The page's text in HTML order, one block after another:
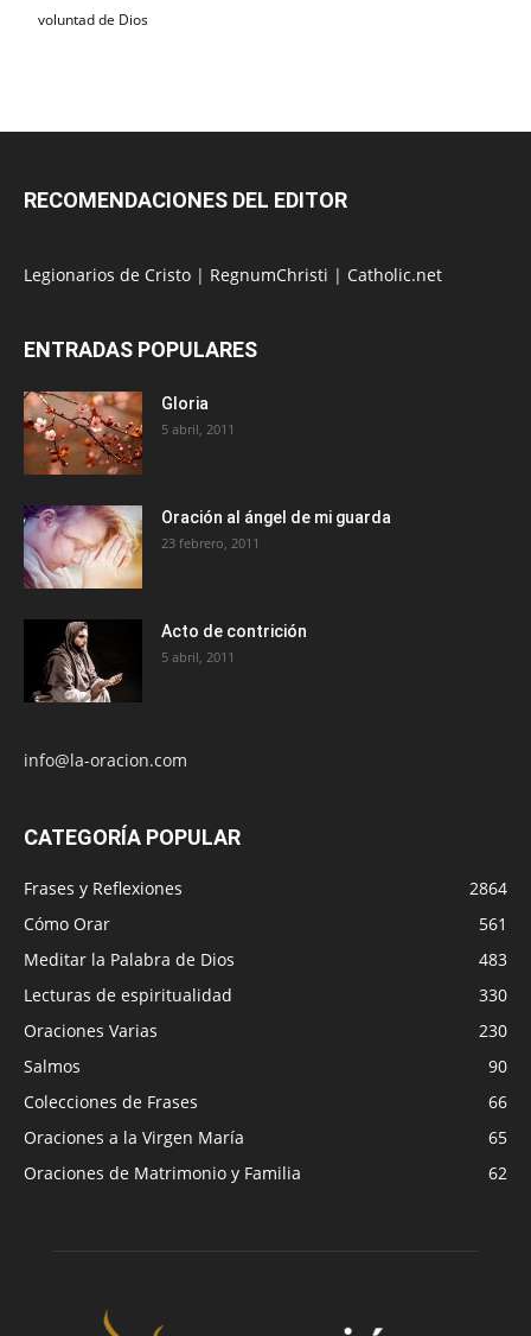
voluntad de Dios
RECOMENDACIONES DEL EDITOR
Legionarios de Cristo | RegnumChristi | Catholic.net
ENTRADAS POPULARES
Gloria
5 abril, 2011
Oración al ángel de mi guarda
23 febrero, 2011
Acto de contrición
5 abril, 2011
info@la-oracion.com
CATEGORÍA POPULAR
Frases y Reflexiones
2864
Cómo Orar
561
Meditar la Palabra de Dios
483
Lecturas de espiritualidad
330
Oraciones Varias
230
Salmos
90
Colecciones de Frases
66
Oraciones a la Virgen María
65
Oraciones de Matrimonio y Familia
62